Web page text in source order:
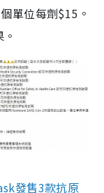
單位每劑$15。
發售3款抗原